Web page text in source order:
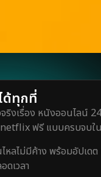
ด้ทุกที่
ริงเรื่อง หนังออนไลน์
ฟรี แบบครบจบใ
หลไม่มีค้าง พร้อมอัปเ
เวลา